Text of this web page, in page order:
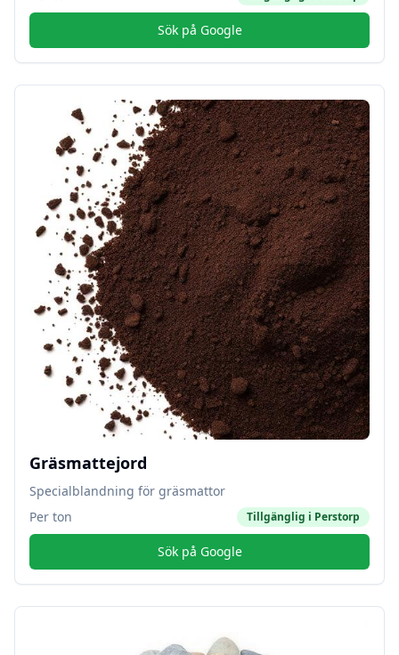
Sök på Google
Gräsmattejord
Specialblandning för gräsmattor
Per ton
Tillgänglig i Perstorp
Sök på Google